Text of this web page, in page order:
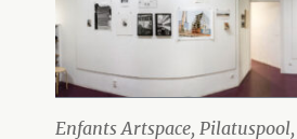
Enfants Artspace,